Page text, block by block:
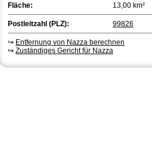
Fläche:
13,00 km²
Postleitzahl (PLZ): 99826
↪ Entfernung von Nazza berechnen
↪ Zuständiges Gericht für Nazza